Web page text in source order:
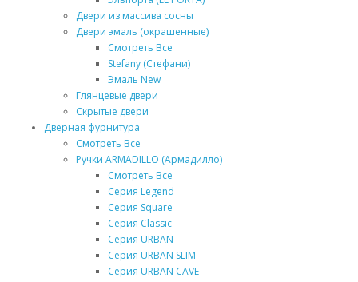
Двери из массива сосны
Двери эмаль (окрашенные)
Смотреть Все
Stefany (Стефани)
Эмаль New
Глянцевые двери
Скрытые двери
Дверная фурнитура
Смотреть Все
Ручки ARMADILLO (Армадилло)
Смотреть Все
Серия Legend
Серия Square
Серия Classic
Серия URBAN
Серия URBAN SLIM
Серия URBAN CAVE